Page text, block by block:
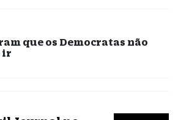
que os Democratas não
ir